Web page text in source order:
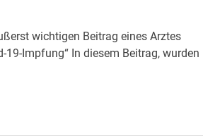
wichtigen Beitrag eines Arztes
Impfung“ In diesem Beitrag, wurden